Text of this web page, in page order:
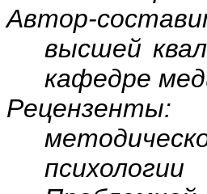
Автор-
высшей
кафедре
психологии